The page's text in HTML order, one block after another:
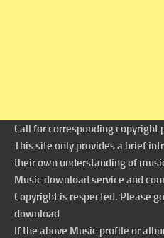
Call for corresponding copyright
This site only provides a brief
their own understanding of
Music download service and
Copyright is respected. Please
download
If the above Music profile or